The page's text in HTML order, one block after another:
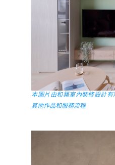
本圖片由和築室內裝修設計
其他作品和服務流程